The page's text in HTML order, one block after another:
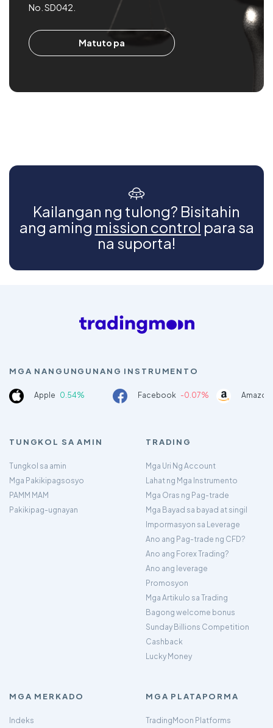
No. SD042.
Matuto pa
Kailangan ng tulong? Bisitahin
ang aming mission control para sa
na suporta!
MGA NANGUNGUNANG INSTRUMENTO
Apple 0.54% Facebook -0.07%
TUNGKOL SA AMIN
Tungkol sa amin
Mga Pakikipagsosyo
PAMM MAM
Pakikipag-ugnayan
TRADING
Mga Uri Ng Account
Lahat ng Mga Instrumento
Mga Oras ng Pag-trade
Mga Bayad sa bayad at singil
Impormasyon sa Leverage
Ano ang Pag-trade ng CFD?
Ano ang Forex Trading?
Ano ang leverage
Promosyon
Mga Artikulo sa Trading
Bagong welcome bonus
Sunday Billions Competition
Cashback
Lucky Money
MGA MERKADO
Indeks
MGA PLATAPORMA
TradingMoon Platforms